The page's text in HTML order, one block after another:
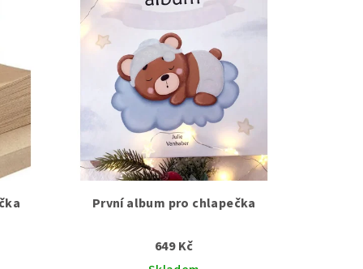
První album pro chlapečka
649 Kč